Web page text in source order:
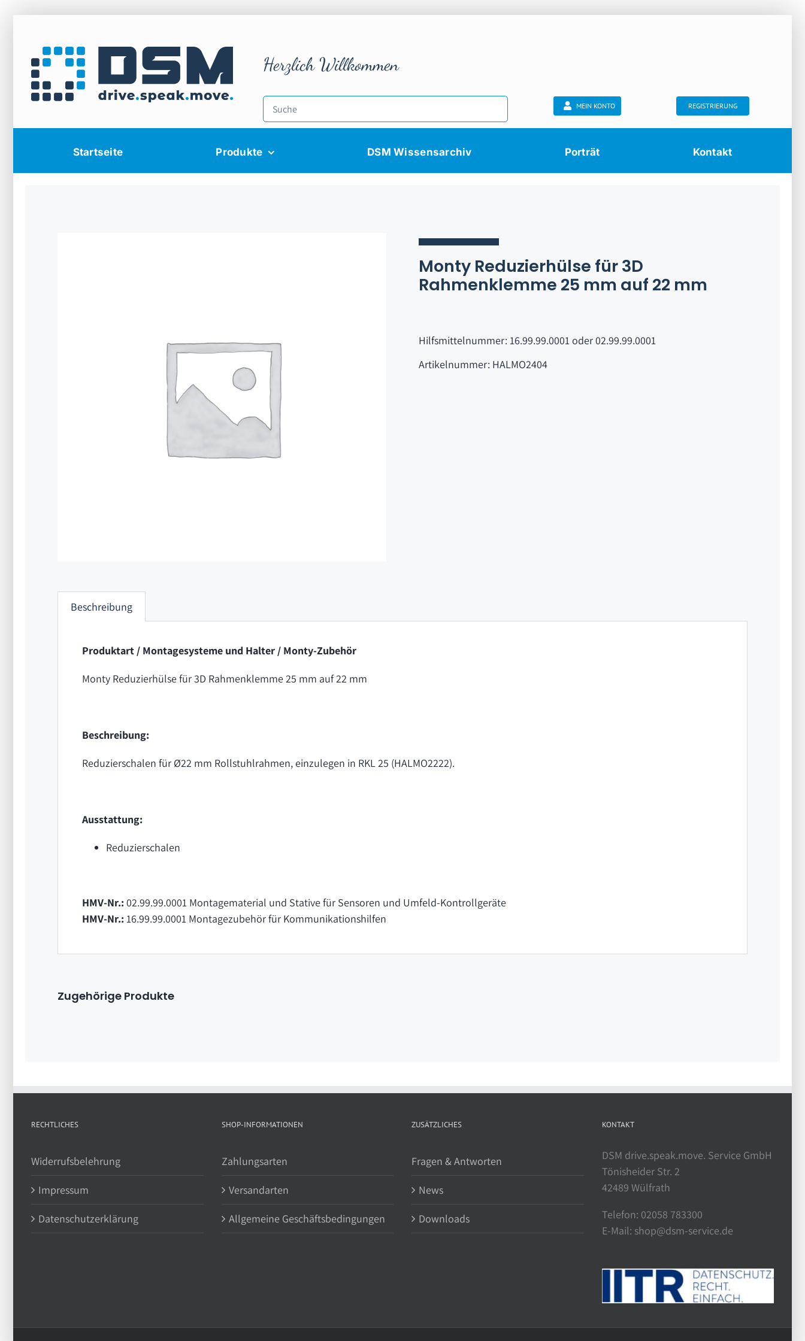
Herzlich Willkommen
MEIN KONTO REGISTRIERUNG
Startseite Produkte DSM Wissensarchiv Porträt Kontakt
Monty Reduzierhülse für 3D
Rahmenklemme 25 mm auf 22 mm
Hilfsmittelnummer: 16.99.99.0001 oder 02.99.99.0001
Artikelnummer: HALMO2404
Beschreibung
Produktart / Montagesysteme und Halter / Monty-Zubehör
Monty Reduzierhülse für 3D Rahmenklemme 25 mm auf 22 mm
Beschreibung:
Reduzierschalen für Ø22 mm Rollstuhlrahmen, einzulegen in RKL 25 (HALMO2222).
Ausstattung:
Reduzierschalen
HMV-Nr.: 02.99.99.0001 Montagematerial und Stative für Sensoren und Umfeld-Kontrollgeräte
HMV-Nr.: 16.99.99.0001 Montagezubehör für Kommunikationshilfen
Zugehörige Produkte
RECHTLICHES
Widerrufsbelehrung
Impressum
Datenschutzerklärung
SHOP-INFORMATIONEN
Zahlungsarten
Versandarten
Allgemeine Geschäftsbedingungen
ZUSÄTZLICHES
Fragen & Antworten
News
Downloads
KONTAKT
DSM drive.speak.move. Service GmbH
Tönisheider Str. 2
42489 Wülfrath
Telefon: 02058 783300
E-Mail: shop@dsm-service.de